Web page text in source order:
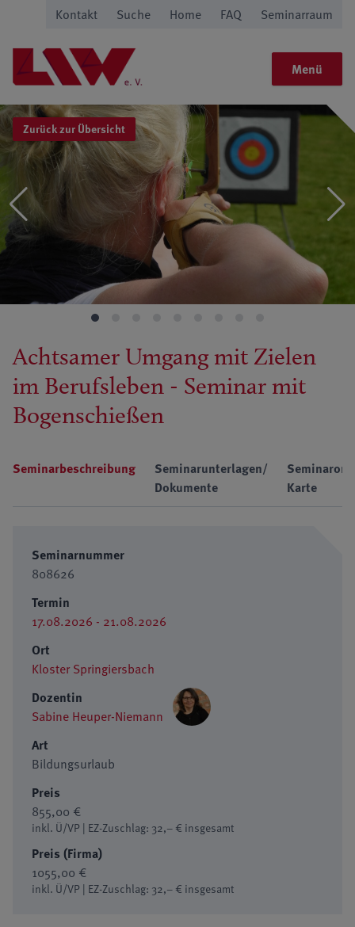
Kontakt Suche Home FAQ Seminarraum
Menü
Zurück zur Übersicht
Achtsamer Umgang mit Zielen
im Berufsleben - Seminar mit
Bogenschießen
Seminarbeschreibung
Seminarunterlagen/
Dokumente
Seminarort/
Karte
Seminarnummer
808626
Termin
17.08.2026 - 21.08.2026
Ort
Kloster Springiersbach
Dozentin
Sabine Heuper-Niemann
Art
Bildungsurlaub
Preis
855,00 €
inkl. Ü/VP | EZ-Zuschlag: 32,– € insgesamt
Preis (Firma)
1055,00 €
inkl. Ü/VP | EZ-Zuschlag: 32,– € insgesamt